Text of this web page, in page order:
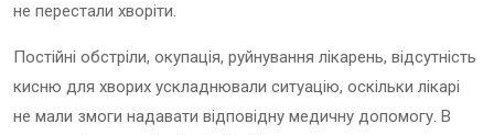
не перестали хворіти.
Постійні обстріли, окупація, руйнування лікарень, відсутність
кисню для хворих ускладнювали ситуацію, оскільки лікарі
не мали змоги надавати відповідну медичну допомогу. В